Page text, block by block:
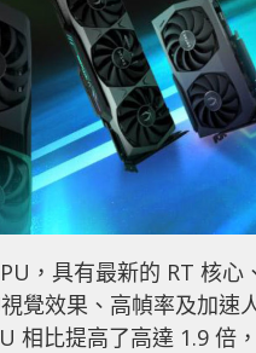
，具有最新的 RT 核
覺效果、高幀率及加速
相比提高了高達 1.9 倍